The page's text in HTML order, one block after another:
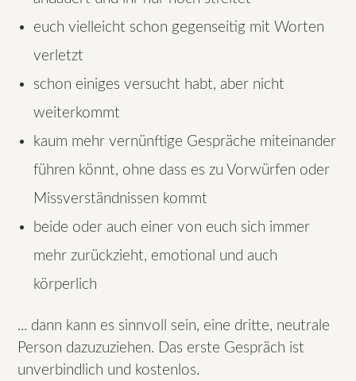
euch vielleicht schon gegenseitig mit Worten
verletzt
schon einiges versucht habt, aber nicht
weiterkommt
kaum mehr vernünftige Gespräche miteinander
führen könnt, ohne dass es zu Vorwürfen oder
Missverständnissen kommt
beide oder auch einer von euch sich immer
mehr zurückzieht, emotional und auch
körperlich
... dann kann es sinnvoll sein, eine dritte, neutrale
Person dazuzuziehen. Das erste Gespräch ist
unverbindlich und kostenlos.